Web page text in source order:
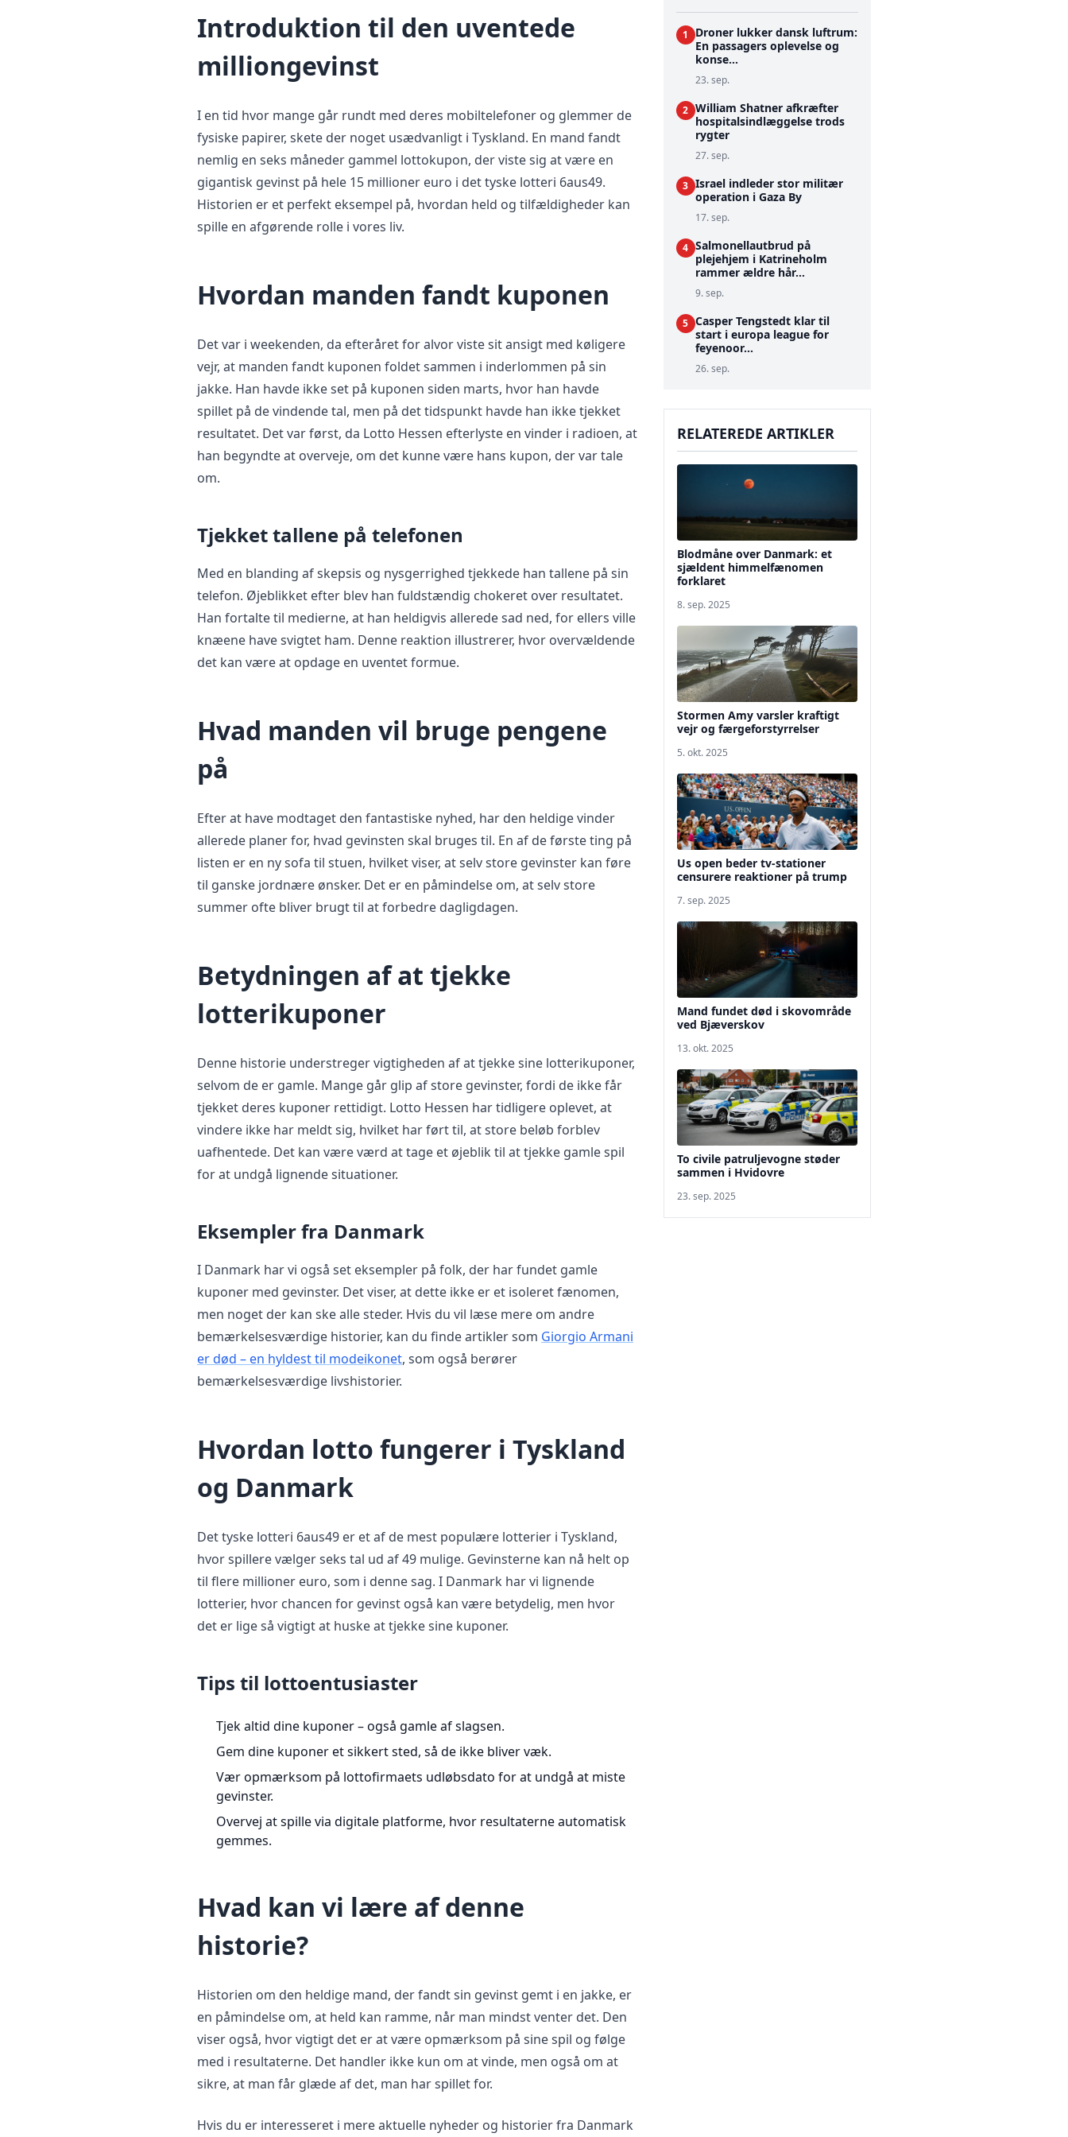
Introduktion til den uventede
milliongevinst
I en tid hvor mange går rundt med deres mobiltelefoner og glemmer de
fysiske papirer, skete der noget usædvanligt i Tyskland. En mand fandt
nemlig en seks måneder gammel lottokupon, der viste sig at være en
gigantisk gevinst på hele 15 millioner euro i det tyske lotteri 6aus49.
Historien er et perfekt eksempel på, hvordan held og tilfældigheder kan
spille en afgørende rolle i vores liv.
Hvordan manden fandt kuponen
Det var i weekenden, da efteråret for alvor viste sit ansigt med køligere
vejr, at manden fandt kuponen foldet sammen i inderlommen på sin
jakke. Han havde ikke set på kuponen siden marts, hvor han havde
spillet på de vindende tal, men på det tidspunkt havde han ikke tjekket
resultatet. Det var først, da Lotto Hessen efterlyste en vinder i radioen, at
han begyndte at overveje, om det kunne være hans kupon, der var tale
om.
Tjekket tallene på telefonen
Med en blanding af skepsis og nysgerrighed tjekkede han tallene på sin
telefon. Øjeblikket efter blev han fuldstændig chokeret over resultatet.
Han fortalte til medierne, at han heldigvis allerede sad ned, for ellers ville
knæene have svigtet ham. Denne reaktion illustrerer, hvor overvældende
det kan være at opdage en uventet formue.
Hvad manden vil bruge pengene
på
Efter at have modtaget den fantastiske nyhed, har den heldige vinder
allerede planer for, hvad gevinsten skal bruges til. En af de første ting på
listen er en ny sofa til stuen, hvilket viser, at selv store gevinster kan føre
til ganske jordnære ønsker. Det er en påmindelse om, at selv store
summer ofte bliver brugt til at forbedre dagligdagen.
Betydningen af at tjekke
lotterikuponer
Denne historie understreger vigtigheden af at tjekke sine lotterikuponer,
selvom de er gamle. Mange går glip af store gevinster, fordi de ikke får
tjekket deres kuponer rettidigt. Lotto Hessen har tidligere oplevet, at
vindere ikke har meldt sig, hvilket har ført til, at store beløb forblev
uafhentede. Det kan være værd at tage et øjeblik til at tjekke gamle spil
for at undgå lignende situationer.
Eksempler fra Danmark
I Danmark har vi også set eksempler på folk, der har fundet gamle
kuponer med gevinster. Det viser, at dette ikke er et isoleret fænomen,
men noget der kan ske alle steder. Hvis du vil læse mere om andre
bemærkelsesværdige historier, kan du finde artikler som Giorgio Armani
er død – en hyldest til modeikonet, som også berører
bemærkelsesværdige livshistorier.
Hvordan lotto fungerer i Tyskland
og Danmark
Det tyske lotteri 6aus49 er et af de mest populære lotterier i Tyskland,
hvor spillere vælger seks tal ud af 49 mulige. Gevinsterne kan nå helt op
til flere millioner euro, som i denne sag. I Danmark har vi lignende
lotterier, hvor chancen for gevinst også kan være betydelig, men hvor
det er lige så vigtigt at huske at tjekke sine kuponer.
Tips til lottoentusiaster
Tjek altid dine kuponer – også gamle af slagsen.
Gem dine kuponer et sikkert sted, så de ikke bliver væk.
Vær opmærksom på lottofirmaets udløbsdato for at undgå at miste
gevinster.
Overvej at spille via digitale platforme, hvor resultaterne automatisk
gemmes.
Hvad kan vi lære af denne
historie?
Historien om den heldige mand, der fandt sin gevinst gemt i en jakke, er
en påmindelse om, at held kan ramme, når man mindst venter det. Den
viser også, hvor vigtigt det er at være opmærksom på sine spil og følge
med i resultaterne. Det handler ikke kun om at vinde, men også om at
sikre, at man får glæde af det, man har spillet for.
Hvis du er interesseret i mere aktuelle nyheder og historier fra Danmark
1
Droner lukker dansk luftrum:
En passagers oplevelse og
konse...
23. sep.
2 William Shatner afkræfter
hospitalsindlæggelse trods
rygter
27. sep.
3 Israel indleder stor militær
operation i Gaza By
17. sep.
4 Salmonellautbrud på
plejehjem i Katrineholm
rammer ældre hår...
9. sep.
5 Casper Tengstedt klar til
start i europa league for
feyenoor...
26. sep.
RELATEREDE ARTIKLER
Blodmåne over Danmark: et
sjældent himmelfænomen
forklaret
8. sep. 2025
Stormen Amy varsler kraftigt
vejr og færgeforstyrrelser
5. okt. 2025
Us open beder tv-stationer
censurere reaktioner på trump
7. sep. 2025
Mand fundet død i skovområde
ved Bjæverskov
13. okt. 2025
To civile patruljevogne støder
sammen i Hvidovre
23. sep. 2025